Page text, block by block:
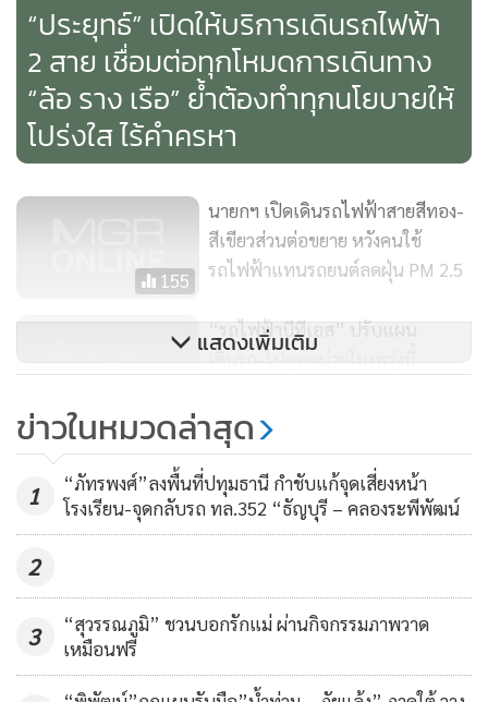
“ประยุทธ์” เปิดให้บริการเดินรถไฟฟ้า
2 สาย เชื่อมต่อทุกโหมดการเดินทาง
“ล้อ ราง เรือ” ย้ำต้องทำทุกนโยบายให้
โปร่งใส ไร้คำครหา
155
นายกฯ เปิดเดินรถไฟฟ้าสายสีทอง-
สีเขียวส่วนต่อขยาย หวังคนใช้
รถไฟฟ้าแทนรถยนต์ลดฝุ่น PM 2.5
“รถไฟฟ้าบีทีเอส” ปรับแผน
เดินรถ-ไปคูคตบ่ายโมงพรุ่งนี้
หมื่นใบ
184
นายกฯ เตรียมเป็นประธานเปิด
รถไฟฟ้าสายสีเขียวและสีทอง 16
ธ.ค.นี้
แสดงเพิ่มเติม
ข่าวในหมวดล่าสุด
1
“ภัทรพงศ์”ลงพื้นที่ปทุมธานี กำชับแก้จุดเสี่ยงหน้า
โรงเรียน-จุดกลับรถ ทล.352 “ธัญบุรี – คลองระพีพัฒน์
2
3
“สุวรรณภูมิ” ชวนบอกรักแม่ ผ่านกิจกรรมภาพวาด
เหมือนฟรี